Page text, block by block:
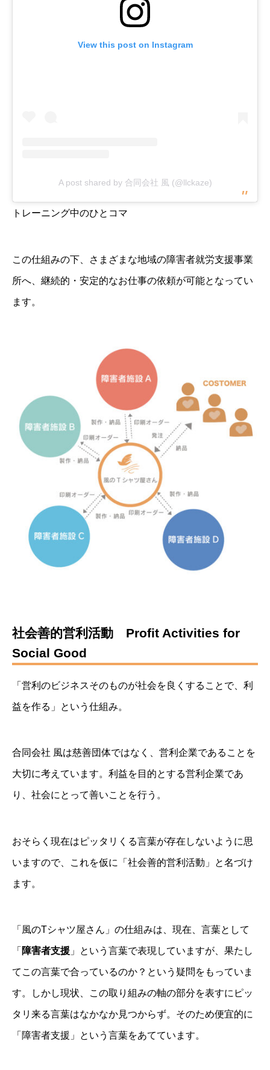
View this post on Instagram
A post shared by 合同会社 風 (@llckaze)
トレーニング中のひとコマ
この仕組みの下、さまざまな地域の障害者就労支援事業
所へ、継続的・安定的なお仕事の依頼が可能となってい
ます。
社会善的営利活動 Profit Activities for
Social Good
「営利のビジネスそのものが社会を良くすることで、利
益を作る」という仕組み。
合同会社 風は慈善団体ではなく、営利企業であることを
大切に考えています。利益を目的とする営利企業であ
り、社会にとって善いことを行う。
おそらく現在はピッタリくる言葉が存在しないように思
いますので、これを仮に「社会善的営利活動」と名づけ
ます。
「風のTシャツ屋さん」の仕組みは、現在、言葉として
「 障害者支援 」という言葉で表現していますが、果たし
てこの言葉で合っているのか？という疑問をもっていま
す。しかし現状、この取り組みの軸の部分を表すにピッ
タリ来る言葉はなかなか見つからず。そのため便宜的に
「障害者支援」という言葉をあてています。